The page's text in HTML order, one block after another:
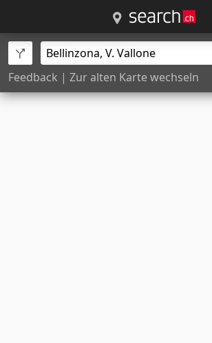
Feedback | Zur alten Karte wechseln